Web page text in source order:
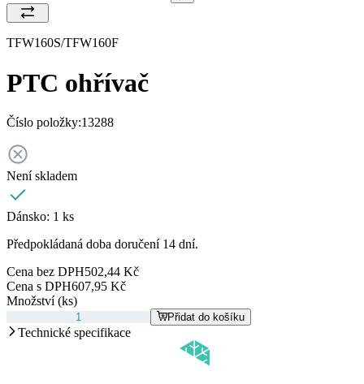
TFW160S/TFW160F
PTC ohřívač
Číslo položky:13288
Není skladem
Dánsko: 1 ks
Předpokládaná doba doručení 14 dní.
Cena bez DPH502,44 Kč
Cena s DPH607,95 Kč
Množství (ks)
Přidat do košíku
Technické specifikace